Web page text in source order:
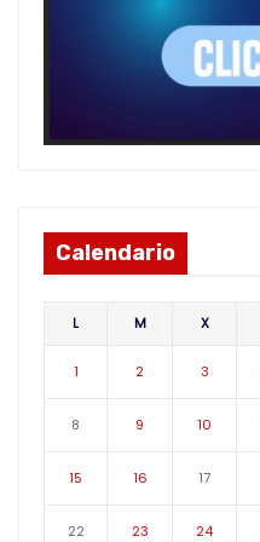
Calendario
L M X
1 2 3
8 9 10
15 16 17
22 23 24